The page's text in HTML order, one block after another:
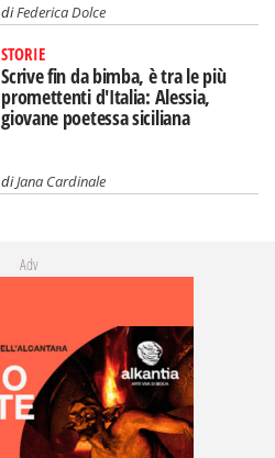
diFederica Dolce
STORIE
Scrive fin da bimba, è tra le più
promettenti d'Italia: Alessia,
giovane poetessa siciliana
diJana Cardinale
Adv